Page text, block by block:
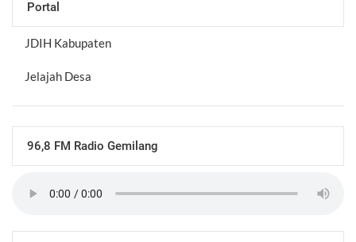
Portal
JDIH Kabupaten
Jelajah Desa
96,8 FM Radio Gemilang